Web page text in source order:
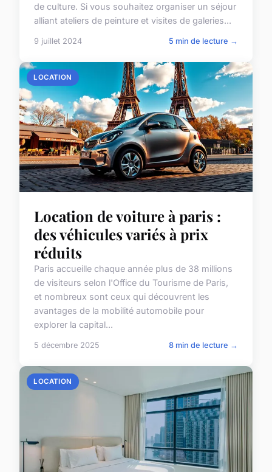
de culture. Si vous souhaitez organiser un séjour
alliant ateliers de peinture et visites de galeries...
9 juillet 2024 5 min de lecture →
LOCATION
Location de voiture à paris :
des véhicules variés à prix
réduits
Paris accueille chaque année plus de 38 millions
de visiteurs selon l'Office du Tourisme de Paris,
et nombreux sont ceux qui découvrent les
avantages de la mobilité automobile pour
explorer la capital...
5 décembre 2025 8 min de lecture →
LOCATION